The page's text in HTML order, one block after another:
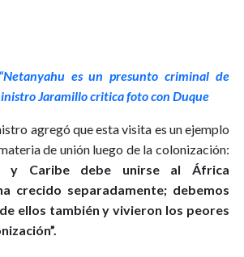
“Netanyahu es un presunto criminal de
Jaramillo critica foto con Duque
agregó que esta visita es un ejemplo
de unión luego de la colonización:
y Caribe debe unirse al África
crecido separadamente; debemos
ellos también y vivieron los peores